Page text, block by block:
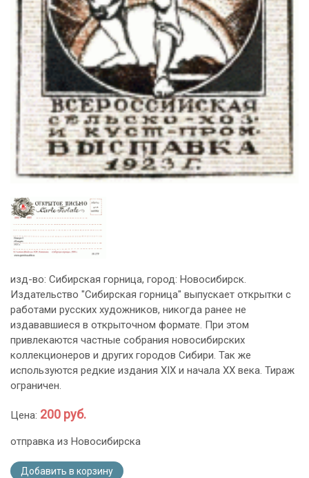
изд-во: Сибирская горница, город: Новосибирск.
Издательство "Сибирская горница" выпускает открытки с
работами русских художников, никогда ранее не
издававшиеся в открыточном формате. При этом
привлекаются частные собрания новосибирских
коллекционеров и других городов Сибири. Так же
используются редкие издания XIX и начала ХХ века. Тираж
ограничен.
Цена: 200 руб.
отправка из Новосибирска
Добавить в корзину